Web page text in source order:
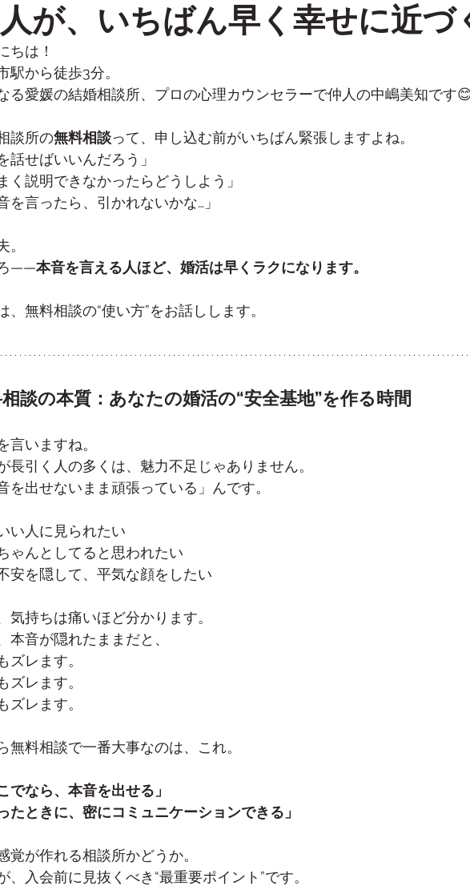
シニアの婚活 愛媛・松山の婚活（地域×オンライン） 無料相談の前に読む
が、いちばん早く幸せに近づ
ちは！
駅から徒歩3分。
る愛媛の結婚相談所、プロの心理カウンセラーで仲人の中嶋美知です
談所の無料相談って、申し込む前がいちばん緊張しますよね。
話せばいいんだろう」
く説明できなかったらどうしよう」
を言ったら、引かれないかな…」
。
——本音を言える人ほど、婚活は早くラクになります。
、無料相談の“使い方”をお話しします。
談の本質：あなたの婚活の“安全基地”を作る時間
言いますね。
長引く人の多くは、魅力不足じゃありません。
を出せないまま頑張っている」んです。
い人に見られたい
ゃんとしてると思われたい
安を隠して、平気な顔をしたい
気持ちは痛いほど分かります。
本音が隠れたままだと、
ズレます。
ズレます。
ズレます。
無料相談で一番大事なのは、これ。
でなら、本音を出せる」
たときに、密にコミュニケーションできる」
覚が作れる相談所かどうか。
、入会前に見抜くべき“最重要ポイント”です。